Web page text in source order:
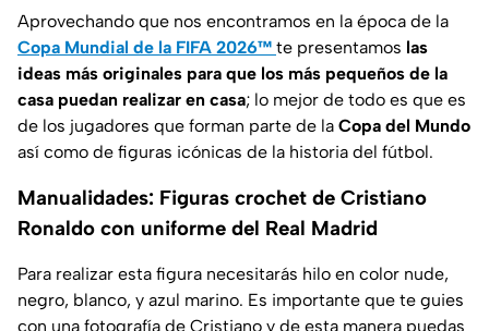
Aprovechando que nos encontramos en la época de la
Copa Mundial de la FIFA 2026™ te presentamos las
ideas más originales para que los más pequeños de la
casa puedan realizar en casa; lo mejor de todo es que es
de los jugadores que forman parte de la Copa del Mundo
así como de figuras icónicas de la historia del fútbol.
Manualidades: Figuras crochet de Cristiano
Ronaldo con uniforme del Real Madrid
Para realizar esta figura necesitarás hilo en color nude,
negro, blanco, y azul marino. Es importante que te guies
con una fotografía de Cristiano y de esta manera puedas